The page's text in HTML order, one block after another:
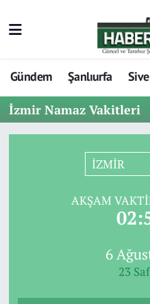
Gündem Şanlıurfa
İzmir Namaz Vakitleri
İZMİR
AKŞAM
6
23